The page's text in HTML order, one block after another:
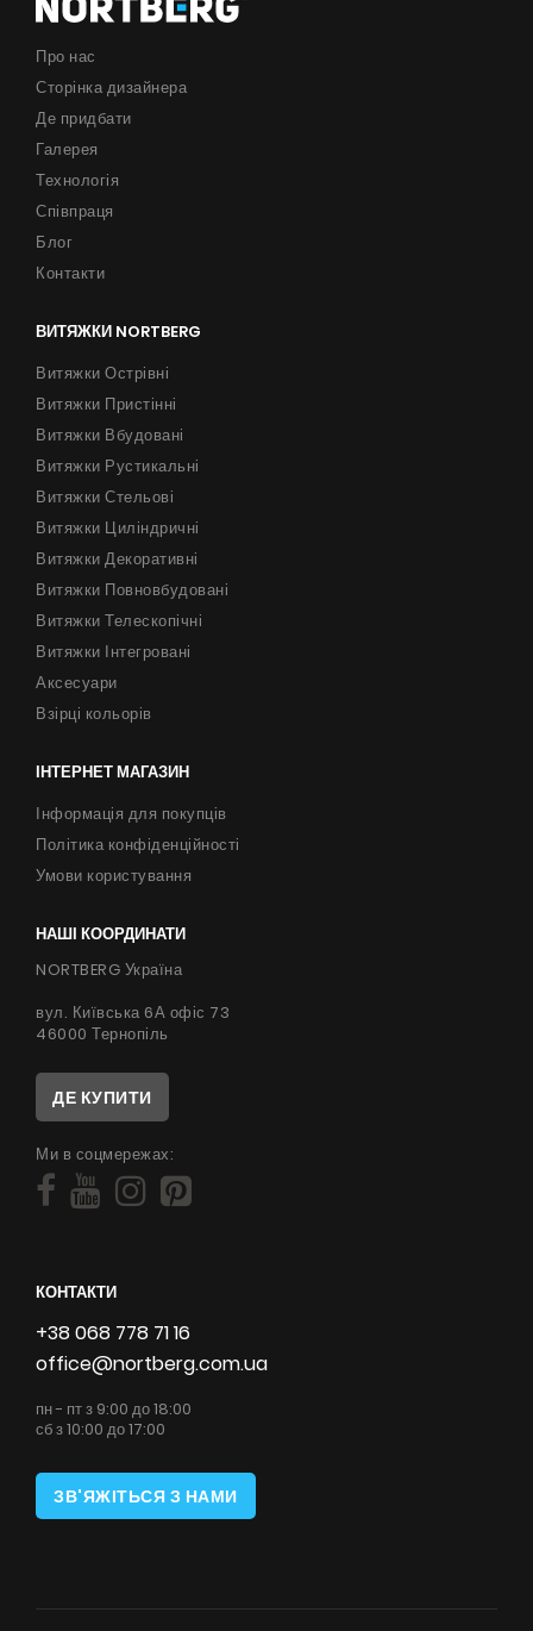
Про нас
Сторінка дизайнера
Де придбати
Галерея
Технологія
Співпраця
Блог
Контакти
ВИТЯЖКИ NORTBERG
Витяжки Острівні
Витяжки Пристінні
Витяжки Вбудовані
Витяжки Рустикальні
Витяжки Стельові
Витяжки Циліндричні
Витяжки Декоративні
Витяжки Повновбудовані
Витяжки Телескопічні
Витяжки Інтегровані
Аксесуари
Взірці кольорів
ІНТЕРНЕТ МАГАЗИН
Інформація для покупців
Політика конфіденційності
Умови користування
НАШІ КООРДИНАТИ
NORTBERG Україна
вул. Київська 6А офіс 73
46000 Тернопіль
ДЕ КУПИТИ
Ми в соцмережах:
КОНТАКТИ
+38 068 778 71 16
office@nortberg.com.ua
пн - пт з 9:00 до 18:00
сб з 10:00 до 17:00
ЗВ'ЯЖІТЬСЯ З НАМИ